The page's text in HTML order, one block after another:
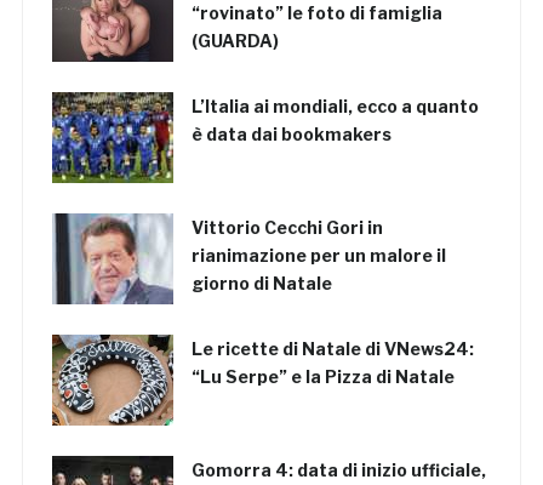
“rovinato” le foto di famiglia
(GUARDA)
L’Italia ai mondiali, ecco a quanto
è data dai bookmakers
Vittorio Cecchi Gori in
rianimazione per un malore il
giorno di Natale
Le ricette di Natale di VNews24:
“Lu Serpe” e la Pizza di Natale
Gomorra 4: data di inizio ufficiale,